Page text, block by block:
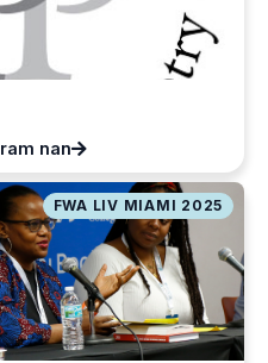
nan
FWA LIV MIAMI 2025